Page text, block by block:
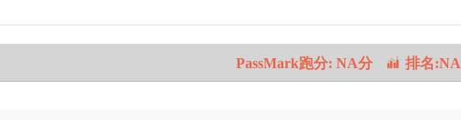
PassMark跑分: NA分 排名:NA